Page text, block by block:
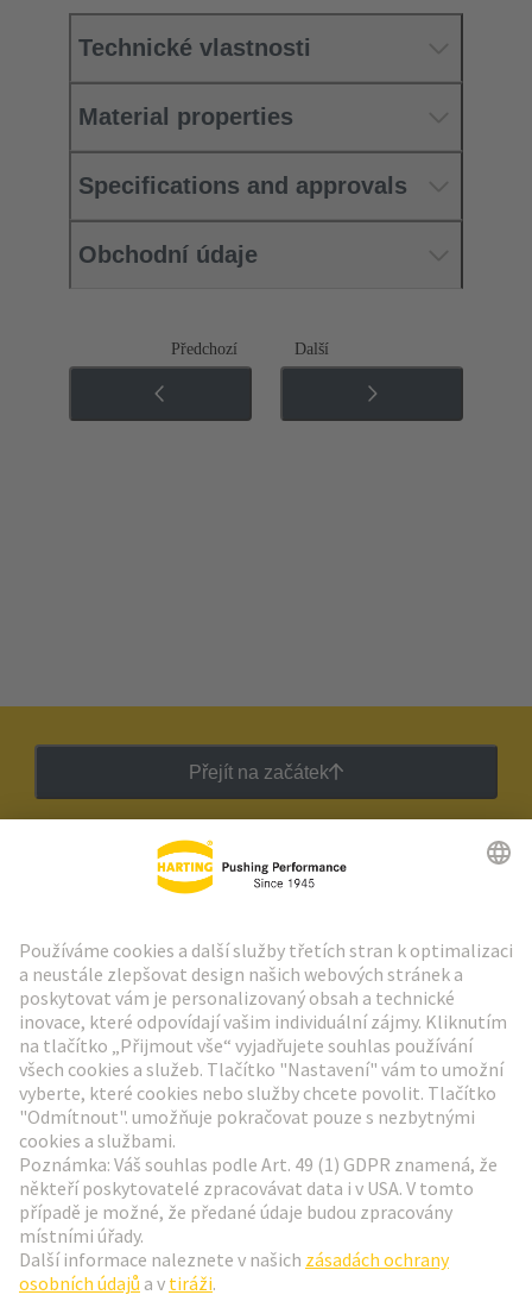
Technické vlastnosti
Material properties
Specifications and approvals
Obchodní údaje
Předchozí Další
Přejít na začátek
Zpravodaj HARTING
Přejít na registraci
Social Media
Česká republika